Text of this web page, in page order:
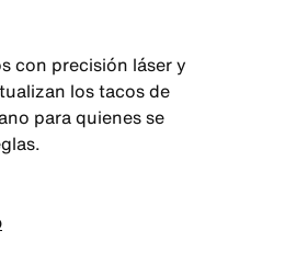
con precisión láser y
los tacos de
para quienes se